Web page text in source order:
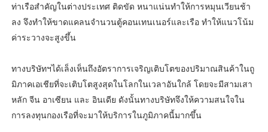
ท่าเรือสำคัญในต่างประเทศ ติดขัด หนาแน่นทำให้การหมุนเวียนช้า
ลง จึงทำให้ขาดแคลนจำนวนตู้คอนเทนเนอร์และเรือ ทำให้แนวโน้ม
ค่าระวางจะสูงขึ้น
ทางบริษัทฯได้เล็งเห็นถึงอัตราการเจริญเติบโตของปริมาณสินค้าในถู
มิภาคเอเชียที่จะเติบโตสูงสุดในโลกในเวลาอันใกล้ โดยจะมีสามเสา
หลัก จีน อาเซียน และ อินเดีย ดังนั้นทางบริษัทจึงให้ความสนใจใน
การลงทุนกองเรือที่จะมาให้บริการในภูมิภาคนี้มากขึ้น